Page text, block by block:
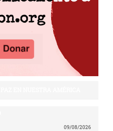
09/08/2026